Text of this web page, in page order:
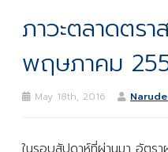
ภาวะตลาดตรา
พฤษภาคม
May 18th, 2016